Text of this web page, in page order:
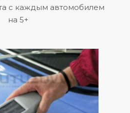
с каждым автомобилем
на 5+